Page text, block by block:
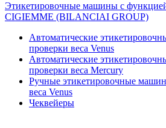
Этикетировочные машины с
CIGIEMME (BILANCIAI GROUP)
Автоматические
проверки веса Venus
Автоматические
проверки веса Mercury
Ручные этикетировочные
веса Venus
Чеквейеры